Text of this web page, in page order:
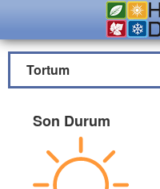
Tortum
Son Durum